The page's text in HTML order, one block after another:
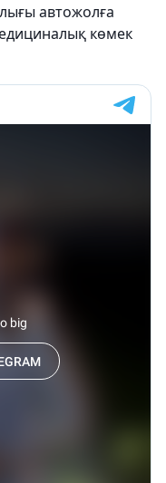
автожолға
көмек